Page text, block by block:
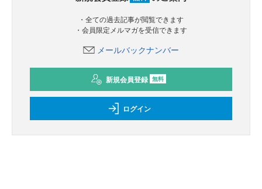
・全ての過去記事が閲覧できます
・会員限定メルマガを受信できます
メールバックナンバー
新規会員登録 無料
ログイン